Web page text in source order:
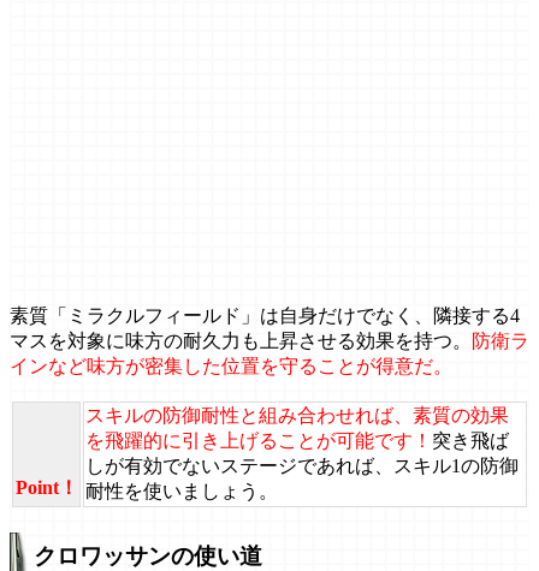
素質「ミラクルフィールド」は自身だけでなく、隣接する4
マスを対象に味方の耐久力も上昇させる効果を持つ。
防衛ラ
インなど味方が密集した位置を守ることが得意だ。
Point！
スキルの防御耐性と組み合わせれば、素質の効果
を飛躍的に引き上げることが可能です！ 突き飛ば
しが有効でないステージであれば、スキル1の防御
耐性を使いましょう。
クロワッサンの使い道